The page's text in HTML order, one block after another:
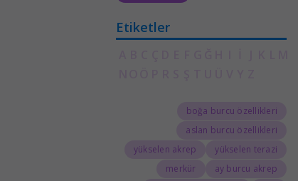
Etiketler
boğa burcu özellikleri
aslan burcu özellikleri
yükselen terazi
yükselen akrep
ay burcu akrep
merkür